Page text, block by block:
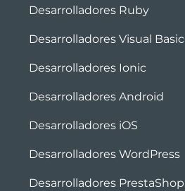
Desarrolladores Ruby
Desarrolladores Visual Basic
Desarrolladores Ionic
Desarrolladores Android
Desarrolladores iOS
Desarrolladores WordPress
Desarrolladores PrestaShop